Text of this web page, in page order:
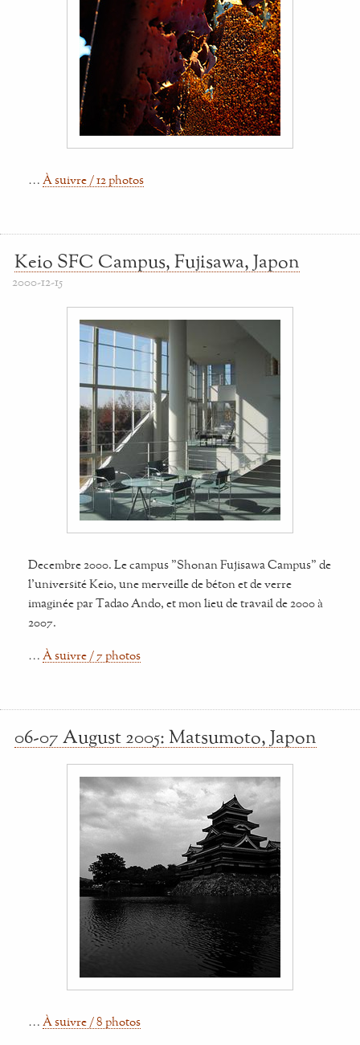
… À suivre / 12 photos
Keio SFC Campus, Fujisawa, Japon
2000-12-15
Decembre 2000. Le campus "Shonan Fujisawa Campus" de
l'université Keio, une merveille de béton et de verre
imaginée par Tadao Ando, et mon lieu de travail de 2000 à
2007.
… À suivre / 7 photos
06-07 August 2005: Matsumoto, Japon
… À suivre / 8 photos